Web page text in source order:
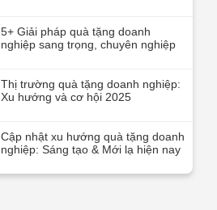
5+ Giải pháp quà tặng doanh
nghiệp sang trọng, chuyên nghiệp
Thị trường quà tặng doanh nghiệp:
Xu hướng và cơ hội 2025
Cập nhật xu hướng quà tặng doanh
nghiệp: Sáng tạo & Mới lạ hiện nay